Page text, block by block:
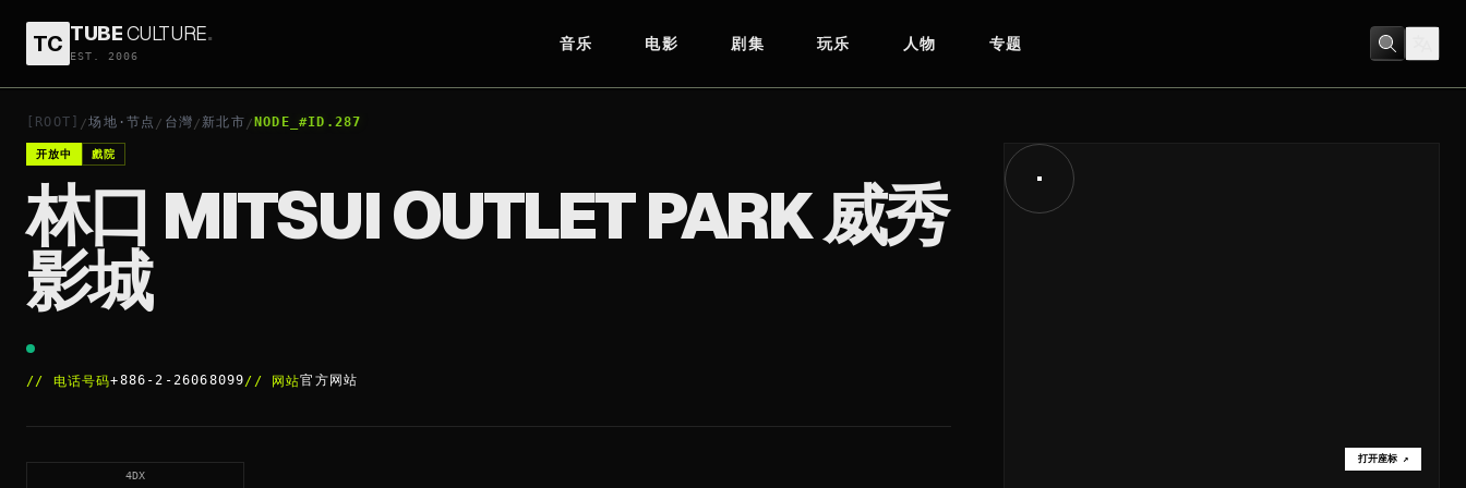
TC TUBECULTURE.
EST. 2006
音乐 电影 剧集 玩乐 人物 专题
[ROOT] /场地·节点 / 台灣 /新北市 /NODE_#ID.287
开放中 戲院
林口 MITSUI OUTLET PARK 威秀
影城
// 电话号码+886-2-26068099// 网站官方网站
4DX
打开座标 ↗
林口 MITSUI OUTLET PARK 威秀影城 打开座标↗